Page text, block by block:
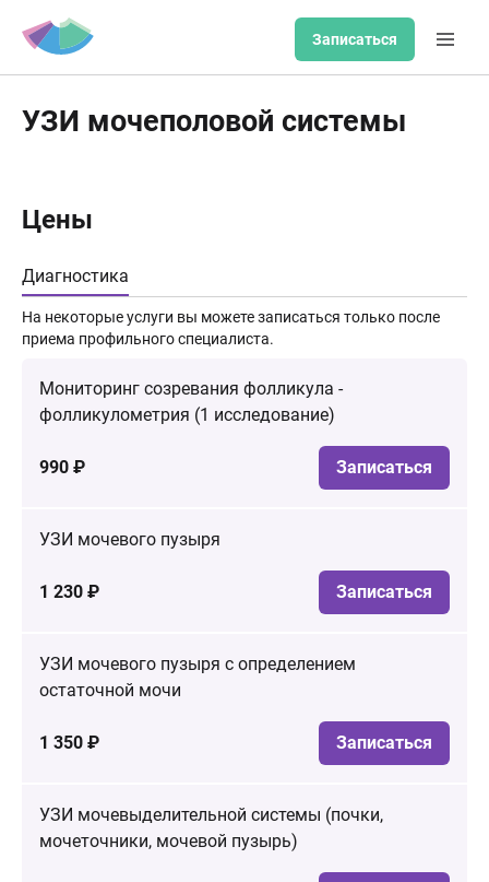
Записаться
УЗИ мочеполовой системы
Цены
Диагностика
На некоторые услуги вы можете записаться только после
приема профильного специалиста.
Мониторинг созревания фолликула -
фолликулометрия (1 исследование)
990 ₽ Записаться
УЗИ мочевого пузыря
1 230 ₽ Записаться
УЗИ мочевого пузыря с определением
остаточной мочи
1 350 ₽ Записаться
УЗИ мочевыделительной системы (почки,
мочеточники, мочевой пузырь)